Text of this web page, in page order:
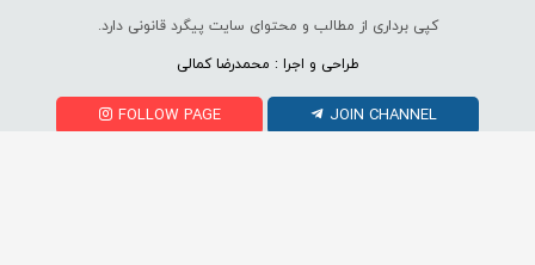
کپی برداری از مطالب و محتوای سایت پیگرد قانونی دارد.
طراحی و اجرا : محمدرضا کمالی
FOLLOW PAGE JOIN CHANNEL